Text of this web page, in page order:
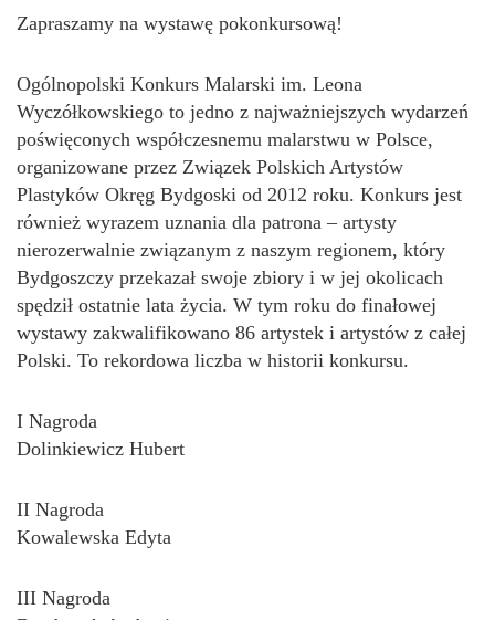
Zapraszamy na wystawę pokonkursową!
Ogólnopolski Konkurs Malarski im. Leona
Wyczółkowskiego to jedno z najważniejszych wydarzeń
poświęconych współczesnemu malarstwu w Polsce,
organizowane przez Związek Polskich Artystów
Plastyków Okręg Bydgoski od 2012 roku. Konkurs jest
również wyrazem uznania dla patrona – artysty
nierozerwalnie związanym z naszym regionem, który
Bydgoszczy przekazał swoje zbiory i w jej okolicach
spędził ostatnie lata życia. W tym roku do finałowej
wystawy zakwalifikowano 86 artystek i artystów z całej
Polski. To rekordowa liczba w historii konkursu.
I Nagroda
Dolinkiewicz Hubert
II Nagroda
Kowalewska Edyta
III Nagroda